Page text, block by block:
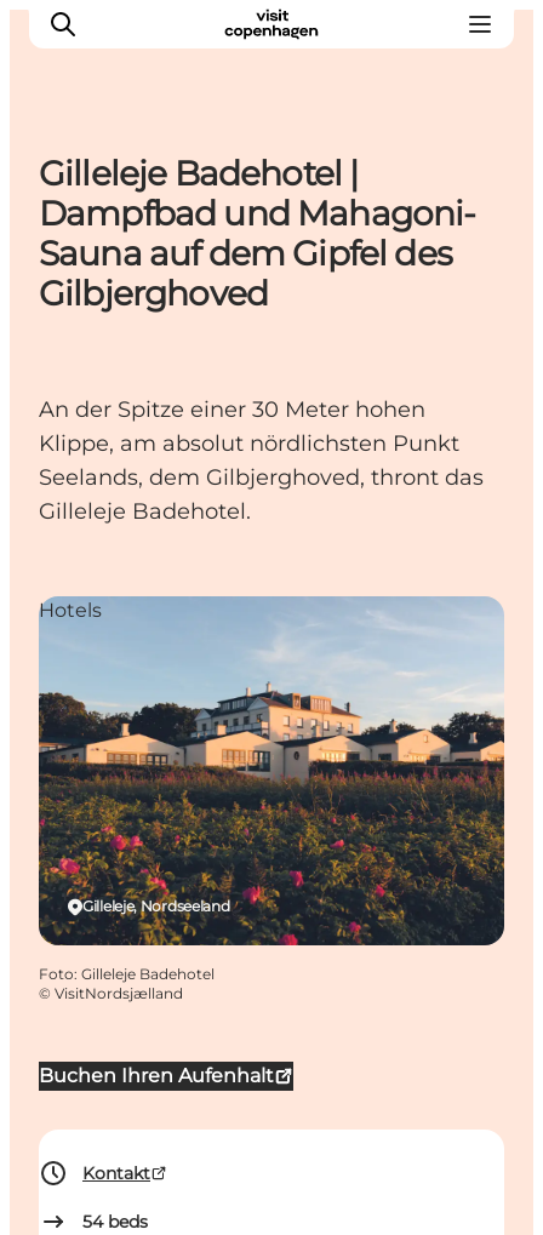
Aktivitäten
Essen und Trinken
Planen
Gilleleje Badehotel |
Dampfbad und Mahagoni-
Sauna auf dem Gipfel des
Gilbjerghoved
An der Spitze einer 30 Meter hohen
Klippe, am absolut nördlichsten Punkt
Seelands, dem Gilbjerghoved, thront das
Gilleleje Badehotel.
Buchen Ihren Aufenhalt
Kontakt
54 beds
Gilleleje, Nordseeland
Hotels
Foto: Gilleleje Badehotel
© VisitNordsjælland